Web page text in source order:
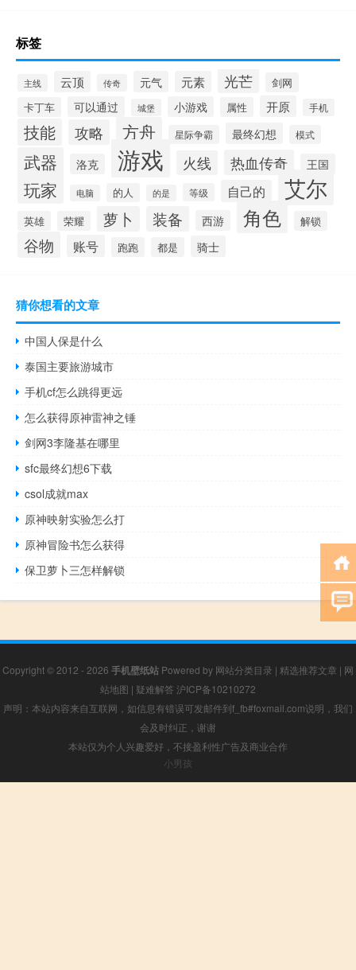
标签
主线 云顶 传奇 元气 元素 光芒
剑网
卡丁车
可以通过 城堡 小游戏 属性 开原 手机
技能 攻略 方舟 星际争霸 最终幻想 模式
武器 洛克 游戏 火线 热血传奇 王国
玩家 电脑 的人 的是 等级 自己的 艾尔
英雄 荣耀 萝卜 装备 西游 角色 解锁
谷物 账号 跑跑 都是 骑士
猜你想看的文章
中国人保是什么
泰国主要旅游城市
手机cf怎么跳得更远
怎么获得原神雷神之锤
剑网3李隆基在哪里
sfc最终幻想6下载
csol成就max
原神映射实验怎么打
原神冒险书怎么获得
保卫萝卜三怎样解锁
Copyright © 2012 - 2026 手机壁纸站 Powered by 网站分类目录 | 精选推荐文章 | 网
站地图 | 疑难解答 沪ICP备10210272
声明：本站内容来自互联网，如信息有错误可发邮件到f_fb#foxmail.com说明，我们
会及时纠正，谢谢
本站仅为个人兴趣爱好，不接盈利性广告及商业合作
小男孩